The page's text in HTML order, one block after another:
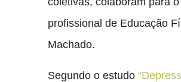
profissional de Educação
Machado.
Segundo o estudo